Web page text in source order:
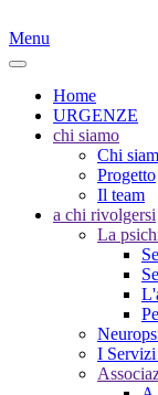
Menu
Home
URGENZE
chi siamo
Chi
Progetto
Il team
a chi rivolgersi
La
I Servizi